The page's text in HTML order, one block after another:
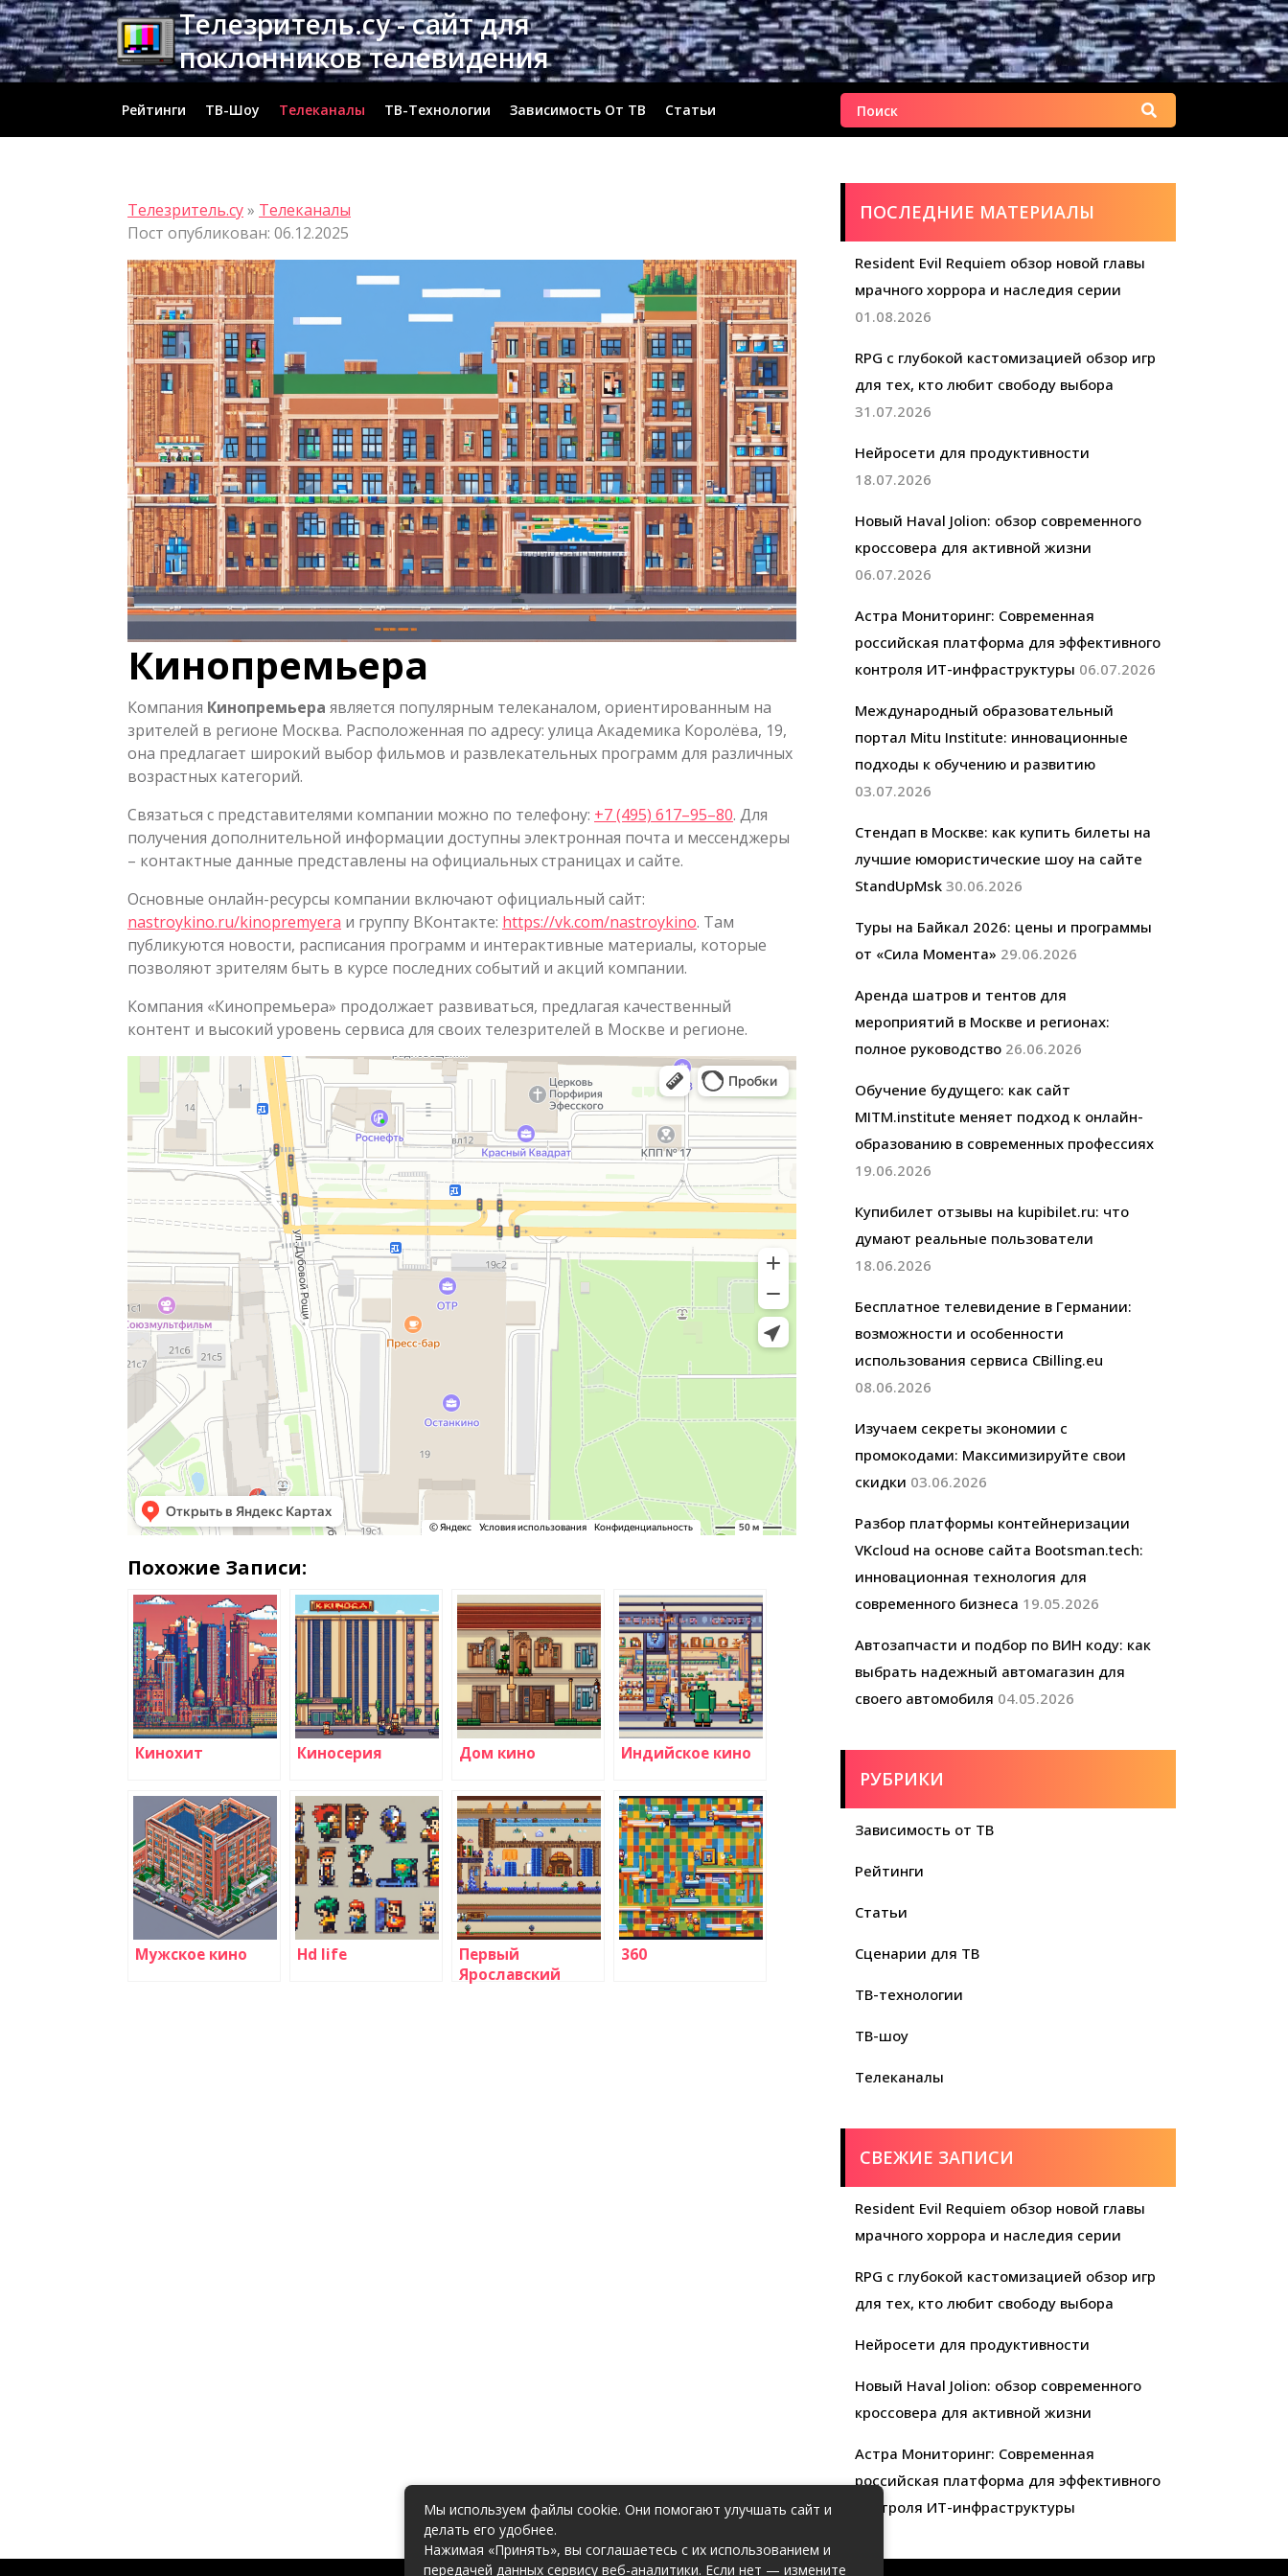
Перейти
к
содержимому
Телезритель.су - сайт для
поклонников телевидения
Рейтинги ТВ-Шоу Телеканалы ТВ-Технологии Зависимость От ТВ Статьи Найти:
Телезритель.су» Телеканалы
Пост опубликован: 06.12.2025
Кинопремьера
Компания Кинопремьера является популярным телеканалом, ориентированным на
зрителей в регионе Москва. Расположенная по адресу: улица Академика Королёва, 19,
она предлагает широкий выбор фильмов и развлекательных программ для различных
возрастных категорий.
Связаться с представителями компании можно по телефону: +7 (495) 617–95–80. Для
получения дополнительной информации доступны электронная почта и мессенджеры
– контактные данные представлены на официальных страницах и сайте.
Основные онлайн-ресурсы компании включают официальный сайт:
nastroykino.ru/kinopremyera и группу ВКонтакте: https://vk.com/nastroykino. Там
публикуются новости, расписания программ и интерактивные материалы, которые
позволяют зрителям быть в курсе последних событий и акций компании.
Компания «Кинопремьера» продолжает развиваться, предлагая качественный
контент и высокий уровень сервиса для своих телезрителей в Москве и регионе.
Похожие Записи:
Кинохит Киносерия Дом кино Индийское кино
Мужское кино Hd life
Первый
Ярославский
360
ПОСЛЕДНИЕ МАТЕРИАЛЫ
Resident Evil Requiem обзор новой главы
мрачного хоррора и наследия серии
01.08.2026
RPG с глубокой кастомизацией обзор игр
для тех, кто любит свободу выбора
31.07.2026
Нейросети для продуктивности
18.07.2026
Новый Haval Jolion: обзор современного
кроссовера для активной жизни
06.07.2026
Астра Мониторинг: Современная
российская платформа для эффективного
контроля ИТ-инфраструктуры 06.07.2026
Международный образовательный
портал Mitu Institute: инновационные
подходы к обучению и развитию
03.07.2026
Стендап в Москве: как купить билеты на
лучшие юмористические шоу на сайте
StandUpMsk 30.06.2026
Туры на Байкал 2026: цены и программы
от «Сила Момента» 29.06.2026
Аренда шатров и тентов для
мероприятий в Москве и регионах:
полное руководство 26.06.2026
Обучение будущего: как сайт
MITM.institute меняет подход к онлайн-
образованию в современных профессиях
19.06.2026
Купибилет отзывы на kupibilet.ru: что
думают реальные пользователи
18.06.2026
Бесплатное телевидение в Германии:
возможности и особенности
использования сервиса CBilling.eu
08.06.2026
Изучаем секреты экономии с
промокодами: Максимизируйте свои
скидки 03.06.2026
Разбор платформы контейнеризации
VKcloud на основе сайта Bootsman.tech:
инновационная технология для
современного бизнеса 19.05.2026
Автозапчасти и подбор по ВИН коду: как
выбрать надежный автомагазин для
своего автомобиля 04.05.2026
РУБРИКИ
Зависимость от ТВ
Рейтинги
Статьи
Сценарии для ТВ
ТВ-технологии
ТВ-шоу
Телеканалы
СВЕЖИЕ ЗАПИСИ
Resident Evil Requiem обзор новой главы
мрачного хоррора и наследия серии
RPG с глубокой кастомизацией обзор игр
для тех, кто любит свободу выбора
Нейросети для продуктивности
Новый Haval Jolion: обзор современного
кроссовера для активной жизни
Астра Мониторинг: Современная
российская платформа для эффективного
контроля ИТ-инфраструктуры
Мы используем файлы cookie. Они помогают улучшать сайт и
делать его удобнее.
Нажимая «Принять», вы соглашаетесь с их использованием и
передачей данных сервису веб-аналитики. Если нет — измените